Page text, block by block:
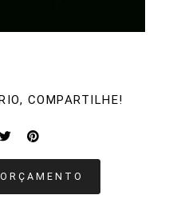
COMPARTILHE!